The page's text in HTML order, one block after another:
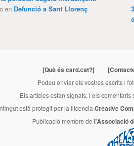
en Defunció a Sant Llorenç
[Què és card.cat?]
Podeu enviar els vostres escrits i
Els articles estan signats, i els
està protegit per la llicencia Creative
Publicació membre de l'Associació